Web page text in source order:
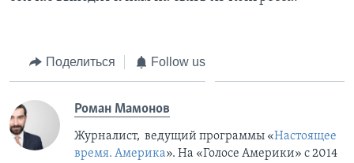
Поделиться Follow us
Роман Мамонов
Журналист, ведущий программы «Настоящее
время. Америка». На «Голосе Америки» с 2014